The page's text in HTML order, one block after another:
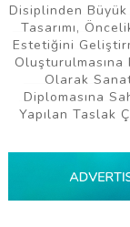
Disiplinden Büyük
Tasarımı,
Estetiğini
Olarak
Diplomasına
Yapılan Taslak